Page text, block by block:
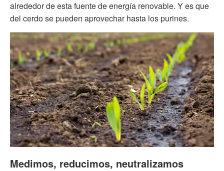
alrededor de esta fuente de energía renovable. Y es que
del cerdo se pueden aprovechar hasta los purines.
Medimos, reducimos, neutralizamos